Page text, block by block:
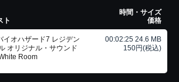
ト
時間・サイズ
価格
イオハザード7 レジデン
オリジナル・サウンド
Room
00:02:25 24.6 MB
150円(税込)